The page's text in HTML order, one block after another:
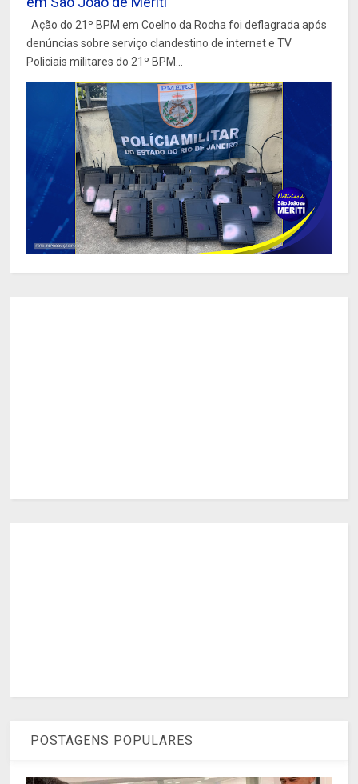
Ação do 21º BPM em Coelho da Rocha foi deflagrada após
denúncias sobre serviço clandestino de internet e TV
Policiais militares do 21º BPM...
POSTAGENS POPULARES